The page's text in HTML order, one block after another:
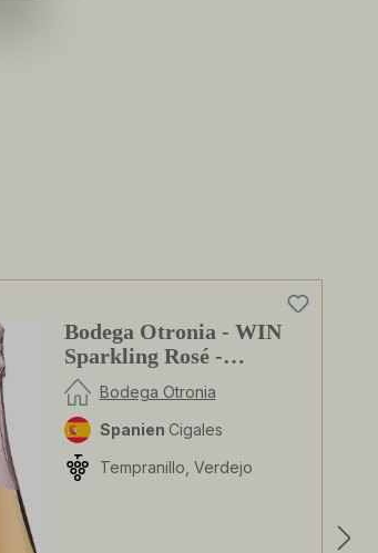
Bodega Otronia - WIN
Sparkling Rosé -
alkoholfrei
Bodega Otronia
Spanien Cigales
Tempranillo, Verdejo